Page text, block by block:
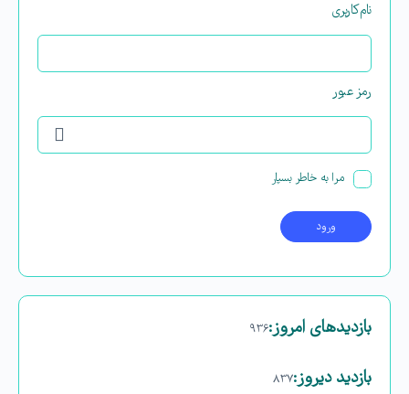
نام‌کاربری
رمز عبور
مرا به خاطر بسپار
بازدیدهای امروز:۹۳۶
بازدید دیروز:۸۳۷